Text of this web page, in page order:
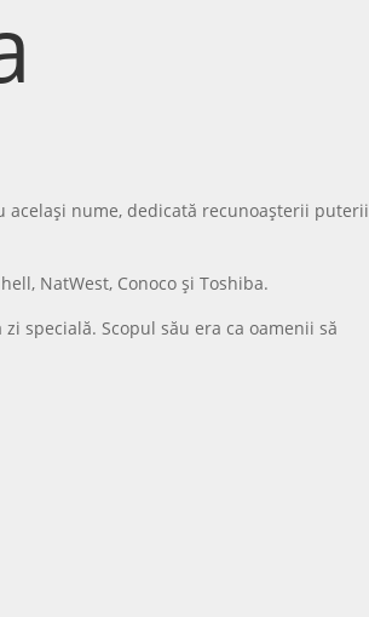
nume, dedicată recunoașterii puterii
NatWest, Conoco și Toshiba.
specială. Scopul său era ca oamenii să